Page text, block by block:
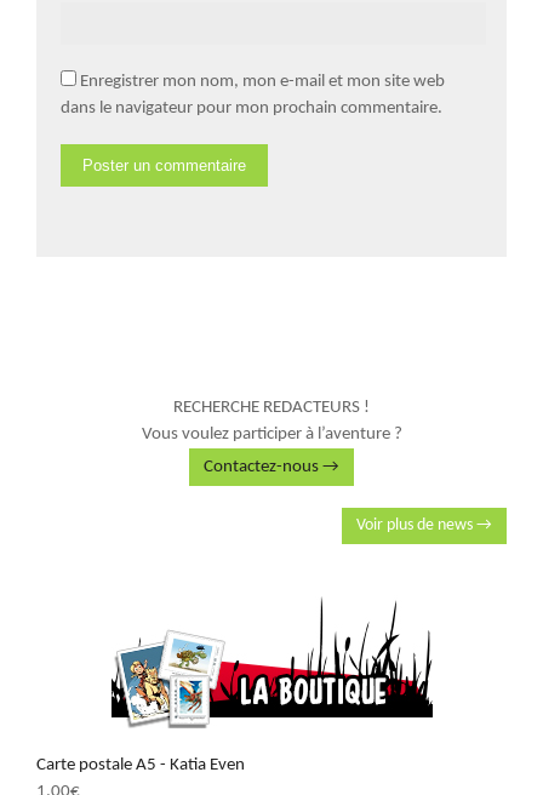
Enregistrer mon nom, mon e-mail et mon site web
dans le navigateur pour mon prochain commentaire.
RECHERCHE REDACTEURS !
Vous voulez participer à l’aventure ?
Contactez-nous →
Voir plus de news →
Carte postale A5 - Katia Even